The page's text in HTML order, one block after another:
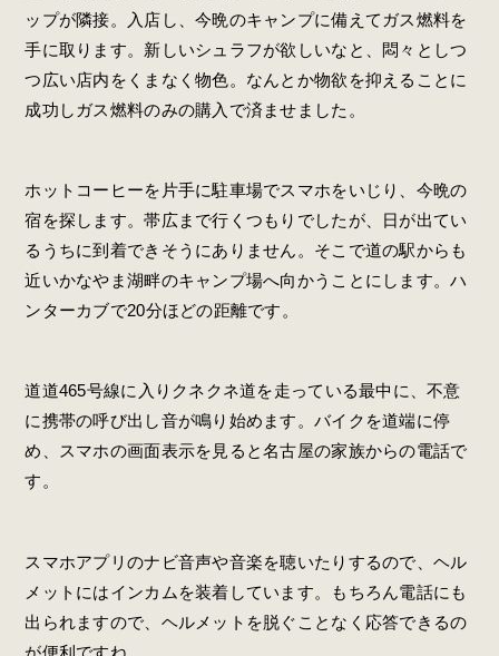
ップが隣接。入店し、今晩のキャンプに備えてガス燃料を
手に取ります。新しいシュラフが欲しいなと、悶々としつ
つ広い店内をくまなく物色。なんとか物欲を抑えることに
成功しガス燃料のみの購入で済ませました。
ホットコーヒーを片手に駐車場でスマホをいじり、今晩の
宿を探します。帯広まで行くつもりでしたが、日が出てい
るうちに到着できそうにありません。そこで道の駅からも
近いかなやま湖畔のキャンプ場へ向かうことにします。ハ
ンターカブで20分ほどの距離です。
道道465号線に入りクネクネ道を走っている最中に、不意
に携帯の呼び出し音が鳴り始めます。バイクを道端に停
め、スマホの画面表示を見ると名古屋の家族からの電話で
す。
スマホアプリのナビ音声や音楽を聴いたりするので、ヘル
メットにはインカムを装着しています。もちろん電話にも
出られますので、ヘルメットを脱ぐことなく応答できるの
が便利ですね。